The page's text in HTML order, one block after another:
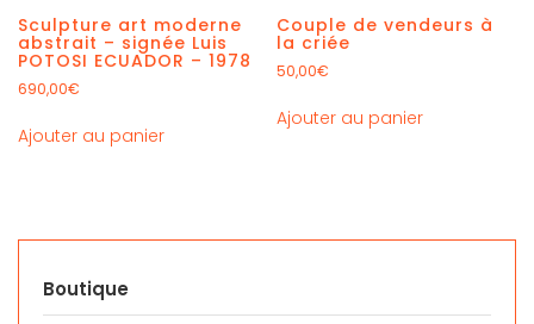
Sculpture art moderne
abstrait – signée Luis
POTOSI ECUADOR – 1978
690,00€
Ajouter au panier
Couple de vendeurs à
la criée
50,00€
Ajouter au panier
Boutique